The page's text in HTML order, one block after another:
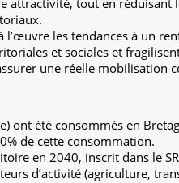
tout en réduisant
les tendances à un
et sociales et
une réelle mobilisation
ont été consommés en
de cette consommation.
en 2040, inscrit dans le
d’activité (agriculture,